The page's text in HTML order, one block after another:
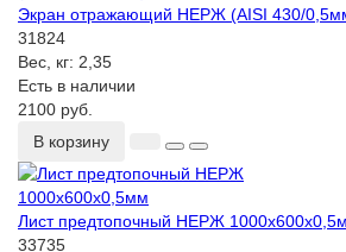
Экран отражающий НЕРЖ (AISI 430/
31824
Вес, кг: 2,35
Есть в наличии
2100 руб.
В корзину
Лист предтопочный НЕРЖ
33735